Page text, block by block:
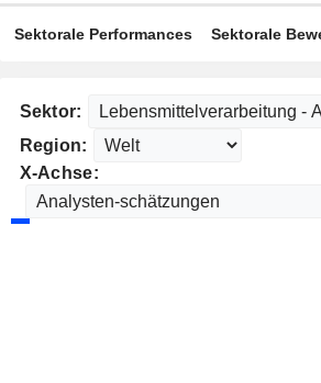
Sektorale Performances Sektorale
Sektor:
Region:
X-Achse: